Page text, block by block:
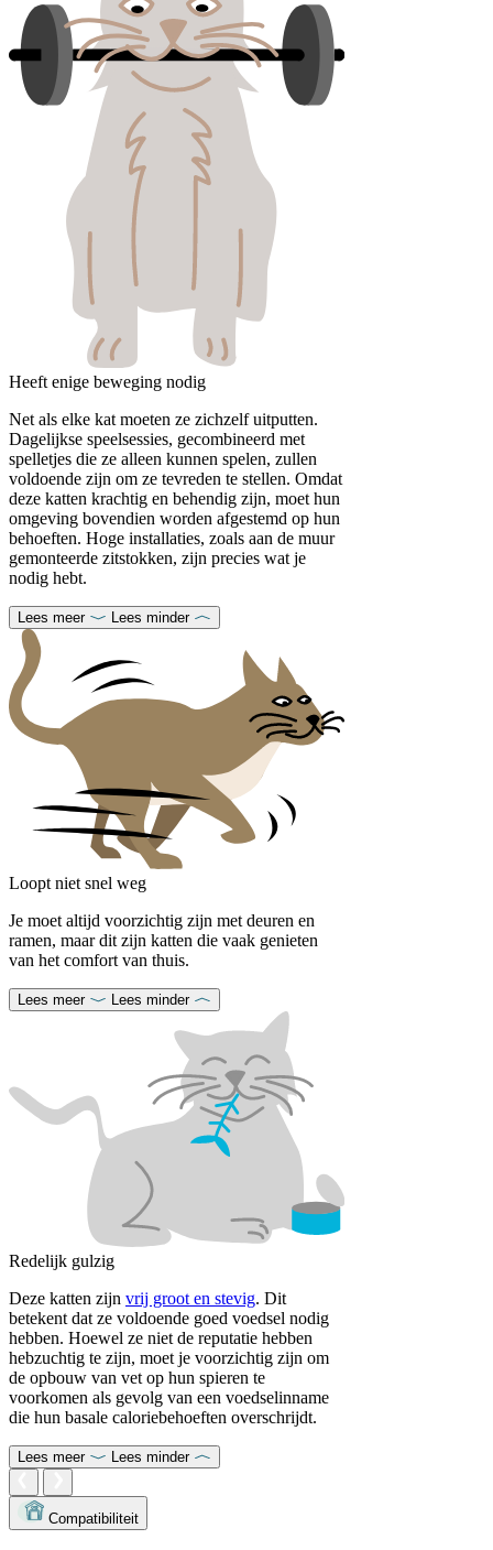
Heeft enige beweging nodig
Net als elke kat moeten ze zichzelf uitputten.
Dagelijkse speelsessies, gecombineerd met
spelletjes die ze alleen kunnen spelen, zullen
voldoende zijn om ze tevreden te stellen. Omdat
deze katten krachtig en behendig zijn, moet hun
omgeving bovendien worden afgestemd op hun
behoeften. Hoge installaties, zoals aan de muur
gemonteerde zitstokken, zijn precies wat je
nodig hebt.
Lees meer Lees minder
Loopt niet snel weg
Je moet altijd voorzichtig zijn met deuren en
ramen, maar dit zijn katten die vaak genieten
van het comfort van thuis.
Lees meer Lees minder
Redelijk gulzig
Deze katten zijn vrij groot en stevig. Dit
betekent dat ze voldoende goed voedsel nodig
hebben. Hoewel ze niet de reputatie hebben
hebzuchtig te zijn, moet je voorzichtig zijn om
de opbouw van vet op hun spieren te
voorkomen als gevolg van een voedselinname
die hun basale caloriebehoeften overschrijdt.
Lees meer Lees minder
Compatibiliteit